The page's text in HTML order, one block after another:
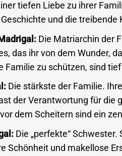
tiefen Liebe zu ihrer
und die
Die Matriarchin der
das ihr von dem Wunder,
Familie zu schützen, sind
Die stärkste der Familie.
der Verantwortung für die
dem Scheitern sind ein
Die „perfekte“ Schwester.
Schönheit und makellose